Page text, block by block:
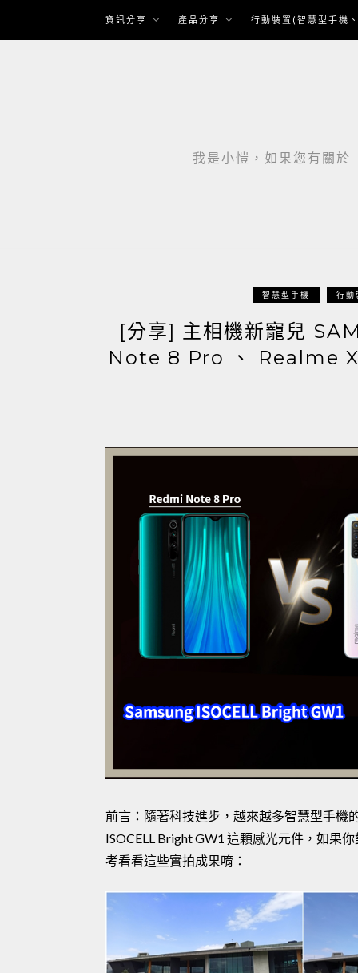
content
資訊分享 產品分享 行動裝置(智慧型手機
我是小愷，如果您有關
智慧型手機 行動
[分享] 主相機新寵兒
Note 8 Pro 、 Realme
前言：隨著科技進步，越來越多智慧型手機
ISOCELL Bright GW1 這顆感光元件，如果
考看看這些實拍成果唷：